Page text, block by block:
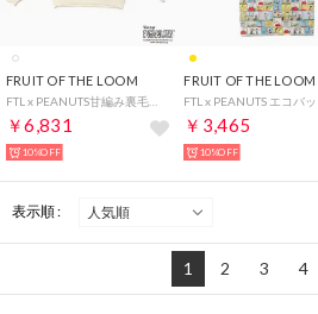
FRUIT OF THE LOOM
￥6,831
10%OFF
FRUIT OF THE LOOM
￥3,465
10%OFF
表示順 :
1 2 3 4